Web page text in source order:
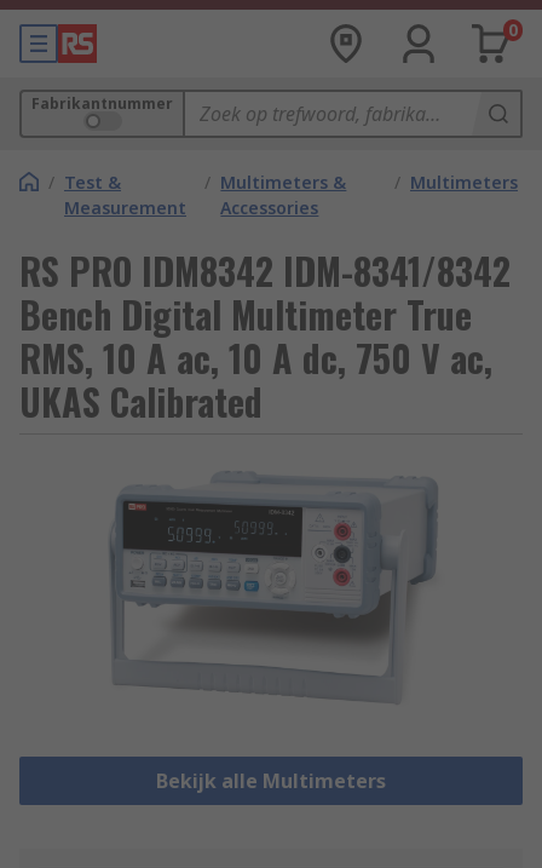
0
Fabrikantnummer
/ Test &
Measurement
/ Multimeters &
Accessories
/ Multimeters
RS PRO IDM8342 IDM-8341/8342
Bench Digital Multimeter True
RMS, 10 A ac, 10 A dc, 750 V ac,
UKAS Calibrated
Bekijk alle Multimeters